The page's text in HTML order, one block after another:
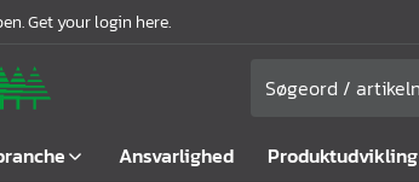
Get your login here.
Ansvarlighed Produktudvikling